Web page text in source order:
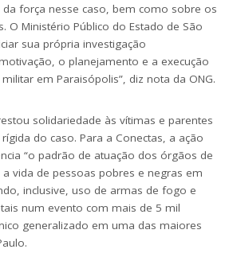
força nesse caso, bem como sobre os
O Ministério Público do Estado de São
sua própria investigação
o planejamento e a execução
em Paraisópolis”, diz nota da ONG.
solidariedade às vítimas e parentes
do caso. Para a Conectas, a ação
“o padrão de atuação dos órgãos de
vida de pessoas pobres e negras em
inclusive, uso de armas de fogo e
num evento com mais de 5 mil
generalizado em uma das maiores